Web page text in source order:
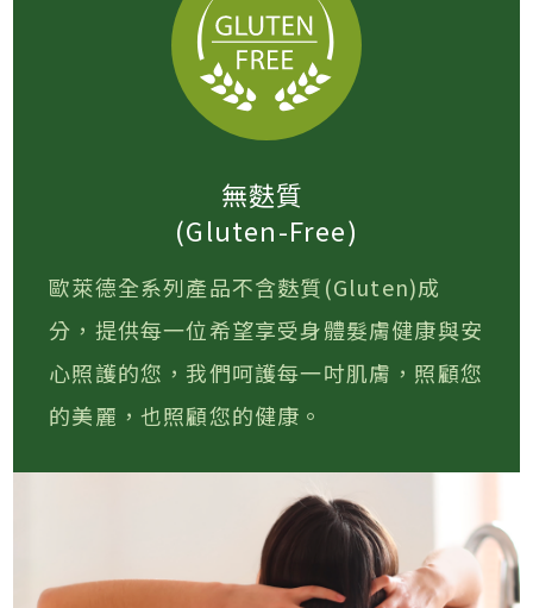
無麩質
(Gluten-Free)
歐萊德全系列產品不含麩質(Gluten)成
分，提供每一位希望享受身體髮膚健康與安
心照護的您，我們呵護每一吋肌膚，照顧您
的美麗，也照顧您的健康。